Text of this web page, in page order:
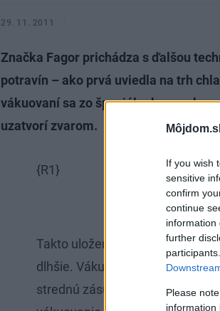
If you wish
sensitive
confirm
continue
information
further
Please
information
29. 11. 2011
Značka Fagor prichádza s ďalšou
potravín – ako prvá uviedla na trh
vákuovaní sa zo špeciálneho vrecka
uzatvorí zvarom.
{R1}
Takto uložené potraviny potom
dlhšie. Vákuovačka je
strednú zásuvku a umožňuje